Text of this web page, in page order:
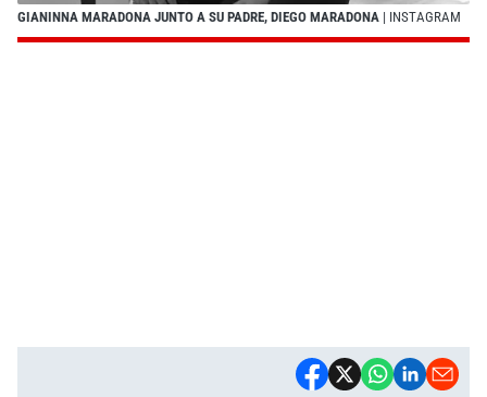
GIANINNA MARADONA JUNTO A SU PADRE, DIEGO MARADONA | INSTAGRAM